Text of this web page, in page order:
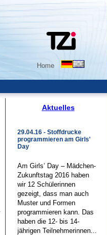
Home
Aktuelles
29.04.16 - Stoffdrucke
programmieren am Girls'
Day
Am Girls’ Day – Mädchen-
Zukunftstag 2016 haben
wir 12 Schülerinnen
gezeigt, dass man auch
Muster und Formen
programmieren kann. Das
haben die 12- bis 14-
jährigen Teilnehmerinnen...